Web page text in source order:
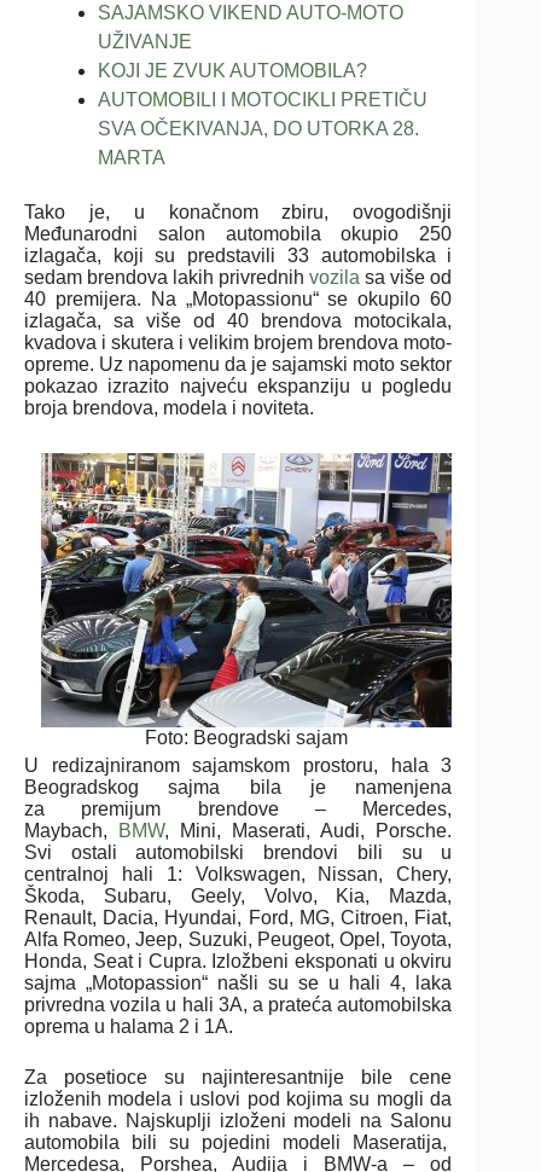
SAJAMSKO VIKEND AUTO-MOTO
UŽIVANJE
KOJI JE ZVUK AUTOMOBILA?
AUTOMOBILI I MOTOCIKLI PRETIČU
SVA OČEKIVANJA, DO UTORKA 28.
MARTA
Tako je, u konačnom zbiru, ovogodišnji
Međunarodni salon automobila okupio 250
izlagača, koji su predstavili 33 automobilska i
sedam brendova lakih privrednihvozila sa više od
40 premijera. Na „Motopassionu“ se okupilo 60
izlagača, sa više od 40 brendova motocikala,
kvadova i skutera i velikim brojem brendova moto-
opreme. Uz napomenu da je sajamski moto sektor
pokazao izrazito najveću ekspanziju u pogledu
broja brendova, modela i noviteta.
Foto: Beogradski sajam
U redizajniranom sajamskom prostoru, hala 3
Beogradskog sajma bila je namenjena
za premijum brendove – Mercedes,
Maybach,
BMW, Mini, Maserati, Audi, Porsche.
Svi ostali automobilski brendovi bili su u
centralnoj hali 1: Volkswagen, Nissan, Chery,
Škoda, Subaru, Geely, Volvo, Kia, Mazda,
Renault, Dacia, Hyundai, Ford, MG, Citroen, Fiat,
Alfa Romeo, Jeep, Suzuki, Peugeot, Opel, Toyota,
Honda, Seat i Cupra. Izložbeni eksponati u okviru
sajma „Motopassion“ našli su se u hali 4, laka
privredna vozila u hali 3A, a prateća automobilska
oprema u halama 2 i 1A.
Za posetioce su najinteresantnije bile cene
izloženih modela i uslovi pod kojima su mogli da
ih nabave. Najskuplji izloženi modeli na Salonu
automobila bili su pojedini modeli Maseratija,
Mercedesa, Porshea, Audija i BMW-a – od